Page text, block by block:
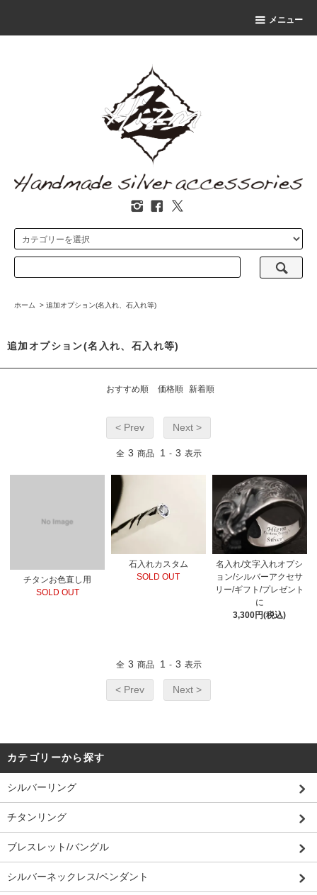
メニュー
ホーム > 追加オプション(名入れ、石入れ等)
追加オプション(名入れ、石入れ等)
おすすめ順 価格順 新着順
< Prev Next >
全 3 商品 1 - 3 表示
チタンお色直し用
SOLD OUT
石入れカスタム
SOLD OUT
名入れ/文字入れオプシ
ョン/シルバーアクセサ
リー/ギフト/プレゼント
に
3,300円(税込)
全 3 商品 1 - 3 表示
< Prev Next >
カテゴリーから探す
シルバーリング
チタンリング
ブレスレット/バングル
シルバーネックレス/ペンダント